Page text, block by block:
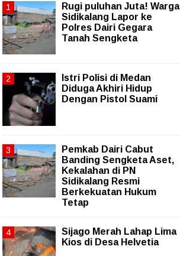
Rugi puluhan Juta! Warga
Sidikalang Lapor ke
Polres Dairi Gegara
Tanah Sengketa
Istri Polisi di Medan
Diduga Akhiri Hidup
Dengan Pistol Suami
Pemkab Dairi Cabut
Banding Sengketa Aset,
Kekalahan di PN
Sidikalang Resmi
Berkekuatan Hukum
Tetap
Sijago Merah Lahap Lima
Kios di Desa Helvetia